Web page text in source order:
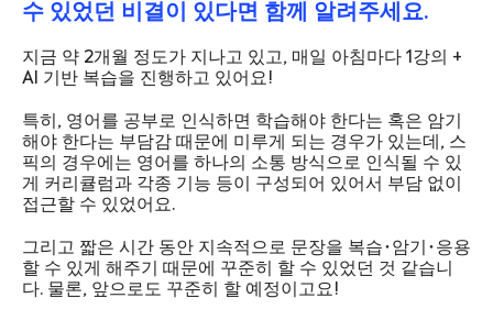
수 있었던 비결이 있다면 함께 알려주세요.
지금 약 2개월 정도가 지나고 있고, 매일 아침마다 1강의 +
AI 기반 복습을 진행하고 있어요!
특히, 영어를 공부로 인식하면 학습해야 한다는 혹은 암기
해야 한다는 부담감 때문에 미루게 되는 경우가 있는데, 스
픽의 경우에는 영어를 하나의 소통 방식으로 인식될 수 있
게 커리큘럼과 각종 기능 등이 구성되어 있어서 부담 없이
접근할 수 있었어요.
그리고 짧은 시간 동안 지속적으로 문장을 복습･암기･응용
할 수 있게 해주기 때문에 꾸준히 할 수 있었던 것 같습니
다. 물론, 앞으로도 꾸준히 할 예정이고요!